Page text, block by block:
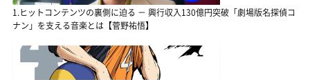
1.ヒットコンテンツの裏側に迫る － 興行収入130億円突破「劇場版名探偵コ
ナン」を支える音楽とは【菅野祐悟】